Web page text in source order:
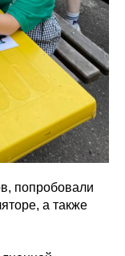
попробовали
а также